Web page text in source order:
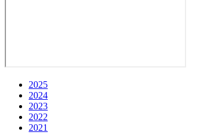
2025
2024
2023
2022
2021